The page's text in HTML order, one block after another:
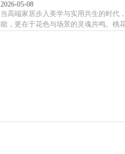
2026-05-08
当高端家居步入美学与实用共生的时代
能，更在于花色与场景的灵魂共鸣。桃